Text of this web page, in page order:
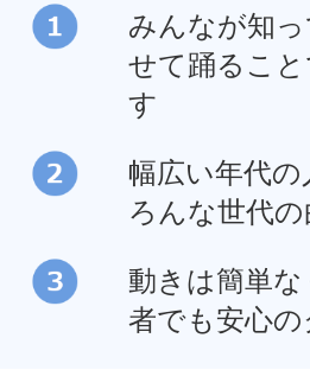
みんなが知
せて踊るこ
す
幅広い年代
ろんな世代
動きは簡単
者でも安心